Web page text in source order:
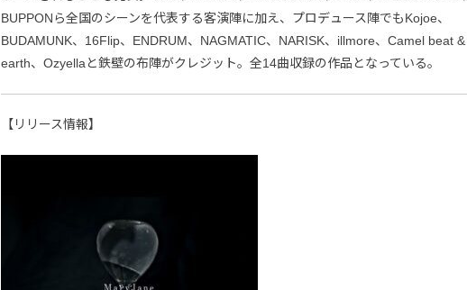
BUPPONら全国のシーンを代表する客演陣に加え、プロデュース陣でもKojoe、
BUDAMUNK、16Flip、ENDRUM、NAGMATIC、NARISK、illmore、Camel beat &
earth、Ozyellaと鉄壁の布陣がクレジット。全14曲収録の作品となっている。
【リリース情報】